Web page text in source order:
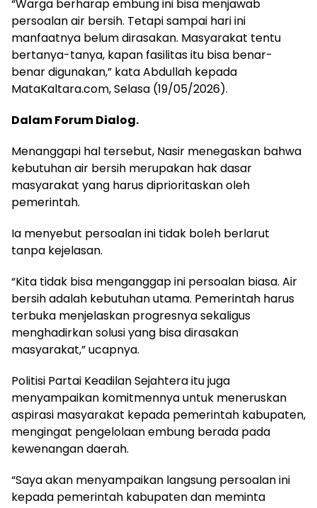
“Warga berharap embung ini bisa menjawab
persoalan air bersih. Tetapi sampai hari ini
manfaatnya belum dirasakan. Masyarakat tentu
bertanya-tanya, kapan fasilitas itu bisa benar-
benar digunakan,” kata Abdullah kepada
MataKaltara.com, Selasa (19/05/2026).
Dalam Forum Dialog.
Menanggapi hal tersebut, Nasir menegaskan bahwa
kebutuhan air bersih merupakan hak dasar
masyarakat yang harus diprioritaskan oleh
pemerintah.
Ia menyebut persoalan ini tidak boleh berlarut
tanpa kejelasan.
“Kita tidak bisa menganggap ini persoalan biasa. Air
bersih adalah kebutuhan utama. Pemerintah harus
terbuka menjelaskan progresnya sekaligus
menghadirkan solusi yang bisa dirasakan
masyarakat,” ucapnya.
Politisi Partai Keadilan Sejahtera itu juga
menyampaikan komitmennya untuk meneruskan
aspirasi masyarakat kepada pemerintah kabupaten,
mengingat pengelolaan embung berada pada
kewenangan daerah.
“Saya akan menyampaikan langsung persoalan ini
kepada pemerintah kabupaten dan meminta